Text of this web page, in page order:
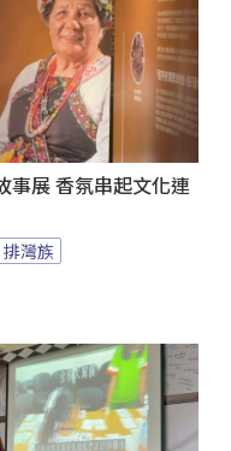
事展 香氛串起文化連
排灣族